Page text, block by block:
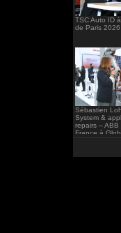
TSC Auto ID
de Paris 2026
Sébastien
System &
repairs – ABB
France à